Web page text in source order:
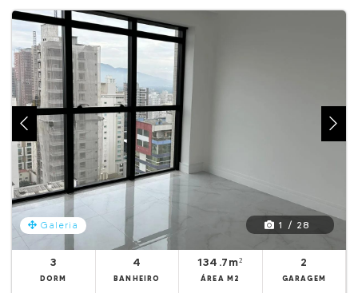
Galeria 1 / 28
3
DORM
4
BANHEIRO
134.7m²
ÁREA M2
2
GARAGEM